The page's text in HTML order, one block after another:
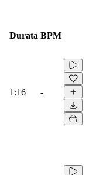
Durata BPM
1:16 -